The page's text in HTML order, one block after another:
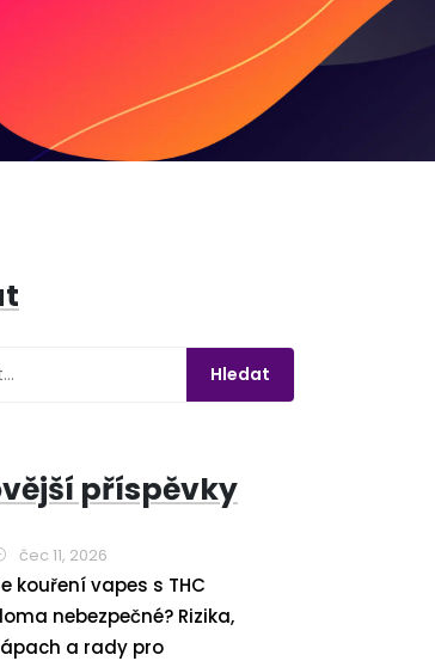
příspěvky
čec 11, 2026
kouření vapes s THC
nebezpečné? Rizika,
a rady pro